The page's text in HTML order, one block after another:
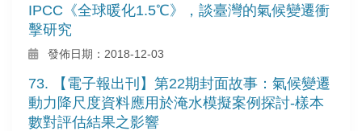
IPCC《全球暖化1.5℃》，談臺灣的氣候變遷衝
擊研究
發佈日期：2018-12-03
73. 【電子報出刊】第22期封面故事：氣候變遷
動力降尺度資料應用於淹水模擬案例探討-樣本
數對評估結果之影響